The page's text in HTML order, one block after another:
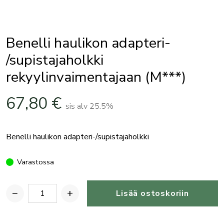
Benelli haulikon adapteri-
/supistajaholkki
rekyylinvaimentajaan (M***)
67,80 € sis alv 25.5%
Benelli haulikon adapteri-/supistajaholkki
Varastossa
−
Benelli
+ Lisää ostoskoriin